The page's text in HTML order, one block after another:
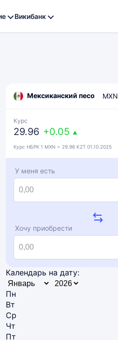
Викибанк
Мексиканский песо MXN
Курс
29.96 +0.05 ▲
Курс НБРК 1 MXN = 29.96 KZT 01.10.2025
У меня есть
Хочу приобрести
Календарь на дату:
Пн
Вт
Ср
Чт
Пт